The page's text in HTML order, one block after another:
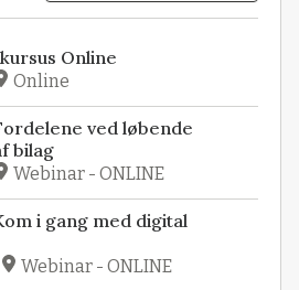
Online
Online
ved løbende
bilag
Webinar - ONLINE
i gang med digital
Webinar - ONLINE